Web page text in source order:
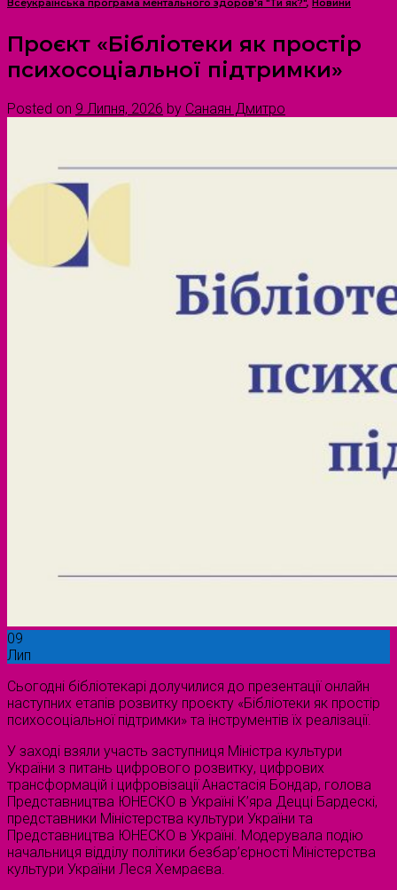
Всеукраїнська програма ментального здоров'я "Ти як?", Новини
Проєкт «Бібліотеки як простір
психосоціальної підтримки»
Posted on 9 Липня, 2026 by Санаян Дмитро
09
Лип
Сьогодні бібліотекарі долучилися до презентації онлайн
наступних етапів розвитку проєкту «Бібліотеки як простір
психосоціальної підтримки» та інструментів їх реалізації.
У заході взяли участь заступниця Міністра культури
України з питань цифрового розвитку, цифрових
трансформацій і цифровізації Анастасія Бондар, голова
Представництва ЮНЕСКО в Україні К’яра Децці Бардескі,
представники Міністерства культури України та
Представництва ЮНЕСКО в Україні. Модерувала подію
начальниця відділу політики безбар’єрності Міністерства
культури України Леся Хемраєва.